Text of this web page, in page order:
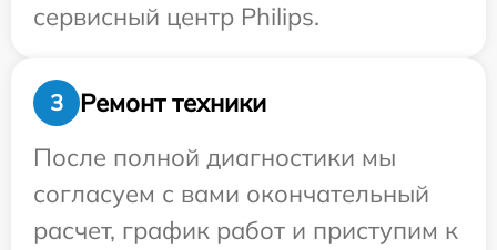
сервисный центр Philips.
3
Ремонт техники
После полной диагностики мы
согласуем с вами окончательный
расчет, график работ и приступим к